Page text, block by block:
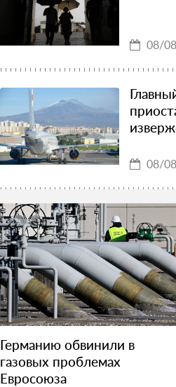
08/
08/
Германию обвинили в
газовых проблемах
Евросоюза